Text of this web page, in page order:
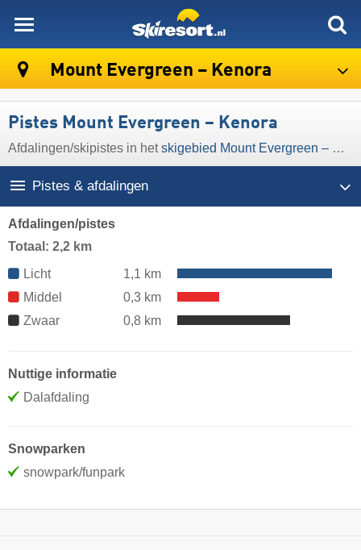
Mount Evergreen – Kenora
Pistes Mount Evergreen – Kenora
Afdalingen/​skipistes in hetskigebied Mount Evergreen – Kenora
Pistes & afdalingen
Afdalingen/pistes
Totaal: 2,2 km
Licht
1,1 km
Middel
0,3 km
Zwaar
0,8 km
Nuttige informatie
Dalafdaling
Snowparken
snowpark/funpark